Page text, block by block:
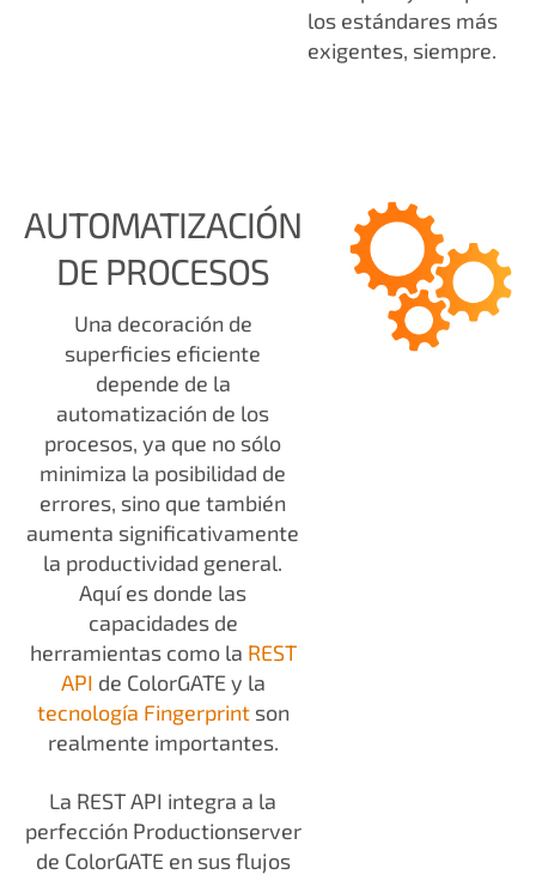
los estándares más
exigentes, siempre.
AUTOMATIZACIÓN
DE PROCESOS
Una decoración de
superficies eficiente
depende de la
automatización de los
procesos, ya que no sólo
minimiza la posibilidad de
errores, sino que también
aumenta significativamente
la productividad general.
Aquí es donde las
capacidades de
herramientas como la REST
API de ColorGATE y la
tecnología Fingerprintson
realmente importantes.
La REST API integra a la
perfección Productionserver
de ColorGATE en sus flujos